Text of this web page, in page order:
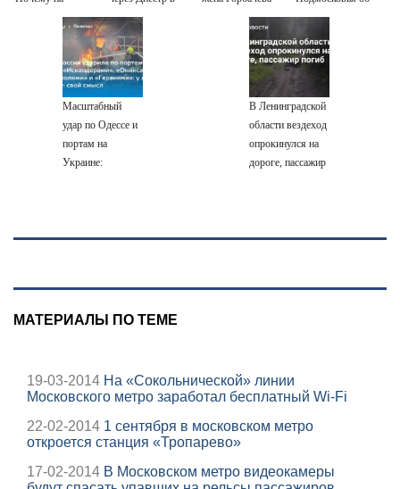
Украине кратно
увеличилась
попаданий по
объектам ВСУ
Одесской области
требовала пять
каждое утро?
угрозе атаки
дронов
Масштабный
удар по Одессе и
портам на
Украине:
ударах России 9
В Ленинградской
области вездеход
опрокинулся на
дороге, пассажир
МАТЕРИАЛЫ ПО ТЕМЕ
19-03-2014 На «Сокольнической» линии
Московского метро заработал бесплатный Wi-Fi
22-02-2014 1 сентября в московском метро
откроется станция «Тропарево»
17-02-2014 В Московском метро видеокамеры